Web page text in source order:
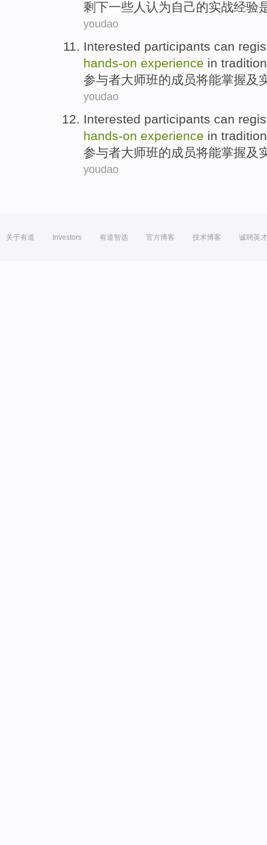
剩下一些人 认为 自己的实战经验
youdao
Interested participants can
hands-on experience in
参与者大师班的成员将能掌握及
youdao
Interested participants can
hands-on experience in
参与者大师班的成员将能掌握及
youdao
关于有道 Investors 有道智选 官方博客 技术博客 诚聘英才